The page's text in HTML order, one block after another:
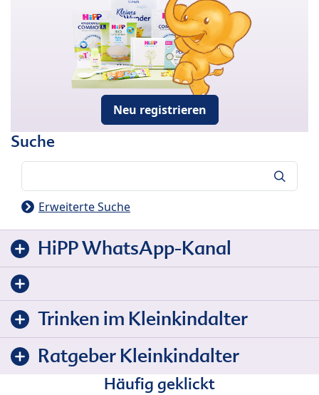
Neu registrieren
Suche
Erweiterte Suche
HiPP WhatsApp-Kanal
Trinken im Kleinkindalter
Ratgeber Kleinkindalter
Häufig geklickt